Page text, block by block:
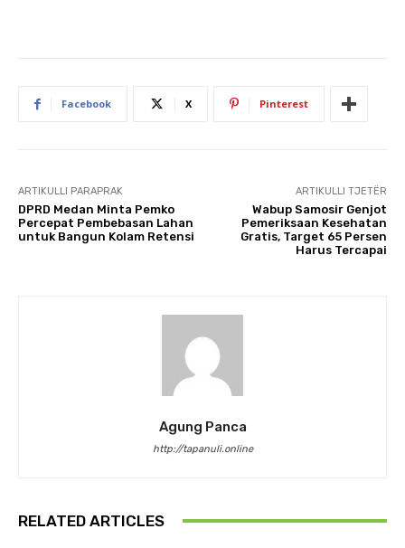
Facebook X Pinterest
ARTIKULLI PARAPRAK
DPRD Medan Minta Pemko
Percepat Pembebasan Lahan
untuk Bangun Kolam Retensi
ARTIKULLI TJETËR
Wabup Samosir Genjot
Pemeriksaan Kesehatan
Gratis, Target 65 Persen
Harus Tercapai
Agung Panca
http://tapanuli.online
RELATED ARTICLES